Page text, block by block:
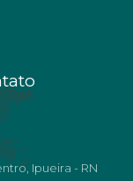
Ipueira - RN